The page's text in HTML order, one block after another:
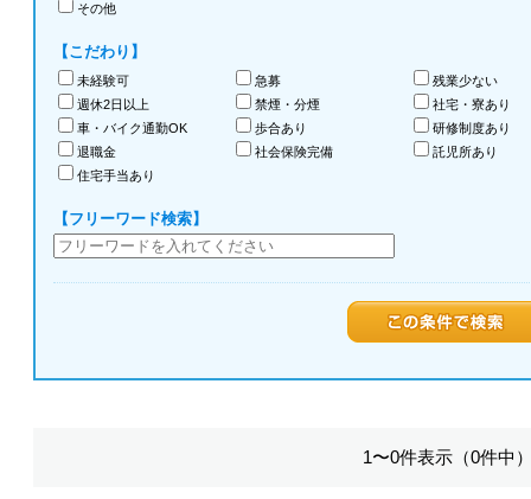
その他
【こだわり】
未経験可 急募
残業少ない
週休2日以上
禁煙・分煙
社宅・寮あり
車・バイク通勤OK
歩合あり
研修制度あり
退職金
社会保険完備
託児所あり
住宅手当あり
【フリーワード検索】
1〜0件表示（0件中